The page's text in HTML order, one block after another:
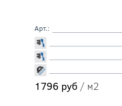
Арт.:
1796 руб / м2